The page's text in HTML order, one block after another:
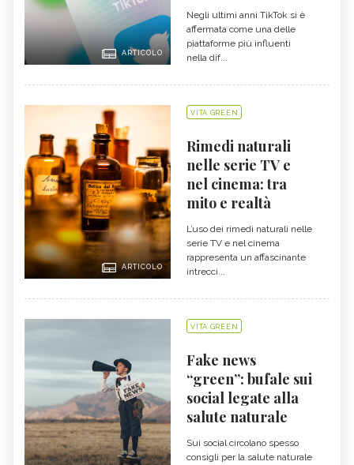
ARTICOLO
Negli ultimi anni TikTok si è
affermata come una delle
piattaforme più influenti
nella dif...
ARTICOLO
VITA GREEN
Rimedi naturali
nelle serie TV e
nel cinema: tra
mito e realtà
L’uso dei rimedi naturali nelle
serie TV e nel cinema
rappresenta un affascinante
intrecci...
VITA GREEN
Fake news
“green”: bufale sui
social legate alla
salute naturale
Sui social circolano spesso
consigli per la salute naturale